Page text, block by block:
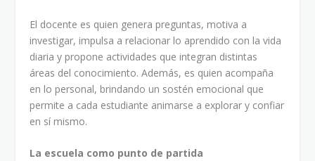
El docente es quien genera preguntas, motiva a
investigar, impulsa a relacionar lo aprendido con la vida
diaria y propone actividades que integran distintas
áreas del conocimiento. Además, es quien acompaña
en lo personal, brindando un sostén emocional que
permite a cada estudiante animarse a explorar y confiar
en sí mismo.
La escuela como punto de partida